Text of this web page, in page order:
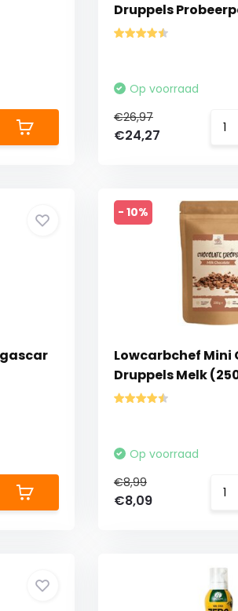
Druppels
Op voorraad
€26,97
€24,27
- 10%
Lowcarbchef Mini
Druppels Melk
Op voorraad
€8,99
€8,09